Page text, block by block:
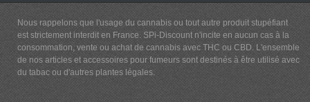
Nous rappelons que l'usage du cannabis ou tout autre produit stupéfiant
est strictement interdit en France. SPi-Discount n'incite en aucun cas à la
consommation, vente ou achat de cannabis avec THC ou CBD. L'ensemble
de nos articles et accessoires pour fumeurs sont destinés à être utilisé avec
du tabac ou d'autres plantes légales.